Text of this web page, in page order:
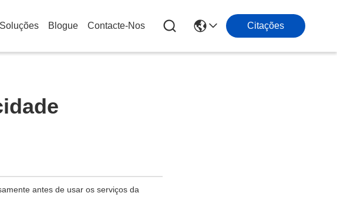
Soluções Blogue Contacte-Nos Citações
antes de usar os serviços da